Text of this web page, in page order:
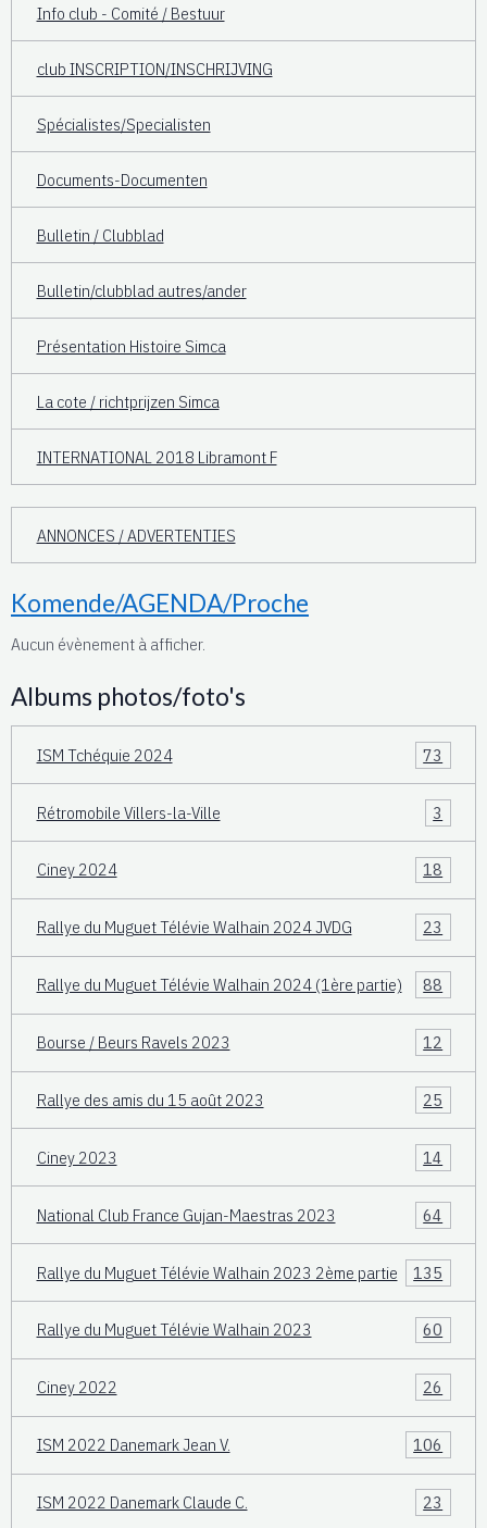
Info club - Comité / Bestuur
club INSCRIPTION/INSCHRIJVING
Spécialistes/Specialisten
Documents-Documenten
Bulletin / Clubblad
Bulletin/clubblad autres/ander
Présentation Histoire Simca
La cote / richtprijzen Simca
INTERNATIONAL 2018 Libramont F
ANNONCES / ADVERTENTIES
Komende/AGENDA/Proche
Aucun évènement à afficher.
Albums photos/foto's
ISM Tchéquie 2024 73
Rétromobile Villers-la-Ville 3
Ciney 2024 18
Rallye du Muguet Télévie Walhain 2024 JVDG 23
Rallye du Muguet Télévie Walhain 2024 (1ère partie) 88
Bourse / Beurs Ravels 2023 12
Rallye des amis du 15 août 2023 25
Ciney 2023 14
National Club France Gujan-Maestras 2023 64
Rallye du Muguet Télévie Walhain 2023 2ème partie 135
Rallye du Muguet Télévie Walhain 2023 60
Ciney 2022 26
ISM 2022 Danemark Jean V. 106
ISM 2022 Danemark Claude C. 23